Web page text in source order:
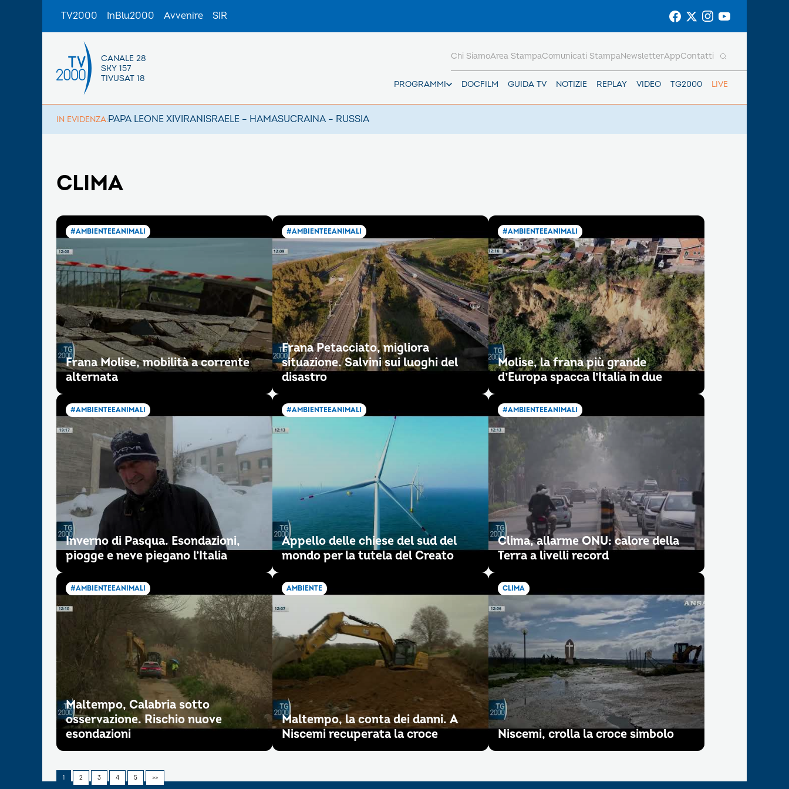
TV2000 InBlu2000 Avvenire SIR
CANALE 28
SKY 157
TIVUSAT 18
PROGRAMMI DOCFILM GUIDA TV NOTIZIE REPLAY VIDEO TG2000 LIVE
Chi SiamoArea StampaComunicati StampaNewsletterAppContatti
IN EVIDENZA:PAPA LEONE XIVIRANISRAELE – HAMASUCRAINA – RUSSIA
CLIMA
#AMBIENTEEANIMALI
Frana Molise, mobilità a corrente
alternata
#AMBIENTEEANIMALI
Frana Petacciato, migliora
situazione. Salvini sui luoghi del
disastro
#AMBIENTEEANIMALI
Molise, la frana più grande
d’Europa spacca l’Italia in due
#AMBIENTEEANIMALI
Inverno di Pasqua. Esondazioni,
piogge e neve piegano l’Italia
#AMBIENTEEANIMALI
Appello delle chiese del sud del
mondo per la tutela del Creato
#AMBIENTEEANIMALI
Clima, allarme ONU: calore della
Terra a livelli record
#AMBIENTEEANIMALI
Maltempo, Calabria sotto
osservazione. Rischio nuove
esondazioni
AMBIENTE
Maltempo, la conta dei danni. A
Niscemi recuperata la croce
CLIMA
Niscemi, crolla la croce simbolo
1 2 3 4 5 >>